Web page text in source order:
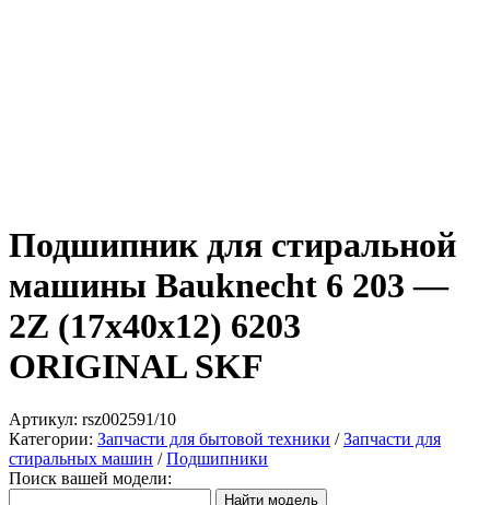
Подшипник для стиральной
машины Bauknecht 6 203 —
2Z (17х40х12) 6203
ORIGINAL SKF
Артикул: rsz002591/10
Категории: Запчасти для бытовой техники /Запчасти для
стиральных машин /Подшипники
Поиск вашей модели: